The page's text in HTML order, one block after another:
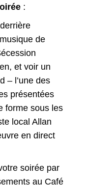
:
de
et voir un
– l’une des
présentées
forme sous les
local Allan
en direct
soirée par
au Café